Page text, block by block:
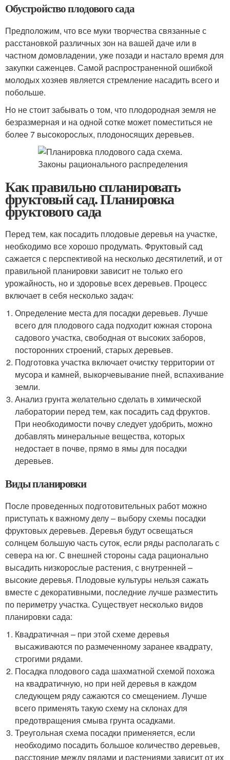
Обустройство плодового сада
Предположим, что все муки творчества связанные с
расстановкой различных зон на вашей даче или в
частном домовладении, уже позади и настало время для
закупки саженцев. Самой распространенной ошибкой
молодых хозяев является стремление насадить всего и
побольше.
Но не стоит забывать о том, что плодородная земля не
безразмерная и на одной сотке может поместиться не
более 7 высокорослых, плодоносящих деревьев.
Как правильно спланировать
фруктовый сад. Планировка
фруктового сада
Перед тем, как посадить плодовые деревья на участке,
необходимо все хорошо продумать. Фруктовый сад
сажается с перспективой на несколько десятилетий, и от
правильной планировки зависит не только его
урожайность, но и здоровье всех деревьев. Процесс
включает в себя несколько задач:
Определение места для посадки деревьев. Лучше
всего для плодового сада подходит южная сторона
садового участка, свободная от высоких заборов,
посторонних строений, старых деревьев.
Подготовка участка включает очистку территории от
мусора и камней, выкорчевывание пней, вспахивание
земли.
Анализ грунта желательно сделать в химической
лаборатории перед тем, как посадить сад фруктов.
При необходимости почву следует удобрить, можно
добавлять минеральные вещества, которых
недостает в почве, прямо в ямы для посадки
деревьев.
Виды планировки
После проведенных подготовительных работ можно
приступать к важному делу – выбору схемы посадки
фруктовых деревьев. Деревья будут освещаться
солнцем большую часть суток, если ряды располагать с
севера на юг. С внешней стороны сада рационально
высадить низкорослые растения, с внутренней –
высокие деревья. Плодовые культуры нельзя сажать
вместе с декоративными, последние лучше разместить
по периметру участка. Существует несколько видов
планировки сада:
Квадратичная – при этой схеме деревья
высаживаются по размеченному заранее квадрату,
строгими рядами.
Посадка плодового сада шахматной схемой похожа
на квадратичную, но при ней деревья в каждом
следующем ряду сажаются со смещением. Лучше
всего применять такую схему на склонах для
предотвращения смыва грунта осадками.
Треугольная схема посадки применяется, если
необходимо посадить большое количество деревьев,
расстояние между рядами и растениями зависит от их